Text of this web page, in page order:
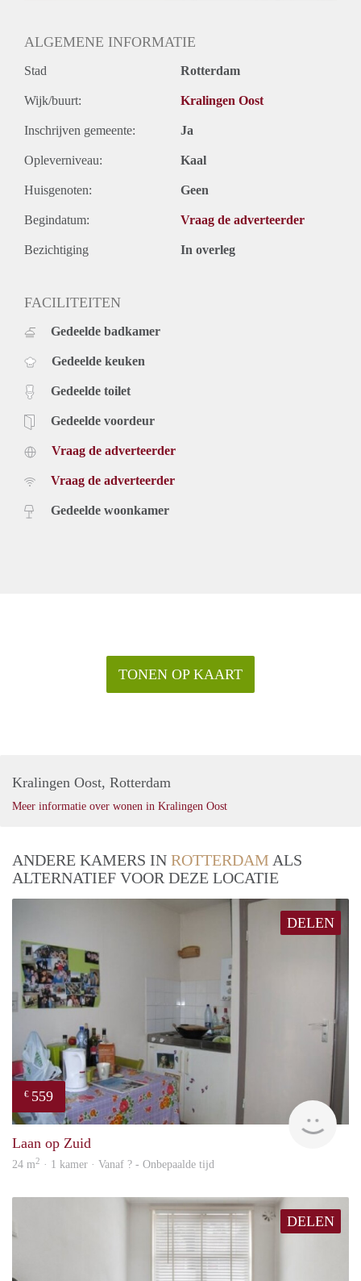
ALGEMENE INFORMATIE
Stad Rotterdam
Wijk/buurt: Kralingen Oost
Inschrijven gemeente: Ja
Opleverniveau: Kaal
Huisgenoten: Geen
Begindatum: Vraag de adverteerder
Bezichtiging In overleg
FACILITEITEN
Gedeelde badkamer
Gedeelde keuken
Gedeelde toilet
Gedeelde voordeur
Vraag de adverteerder
Vraag de adverteerder
Gedeelde woonkamer
TONEN OP KAART
Kralingen Oost, Rotterdam
Meer informatie over wonen in Kralingen Oost
ANDERE KAMERS IN ROTTERDAM ALS
ALTERNATIEF VOOR DEZE LOCATIE
DELEN
€ 559
Laan op Zuid
24 m2 · 1 kamer · Vanaf ? - Onbepaalde tijd
DELEN